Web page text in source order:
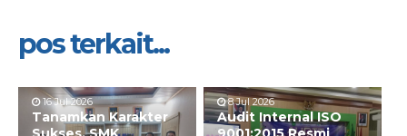
pos terkait...
16 Jul 2026
Tanamkan Karakter
8 Jul 2026
Audit Internal ISO